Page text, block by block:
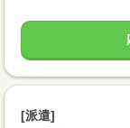
[派遣]